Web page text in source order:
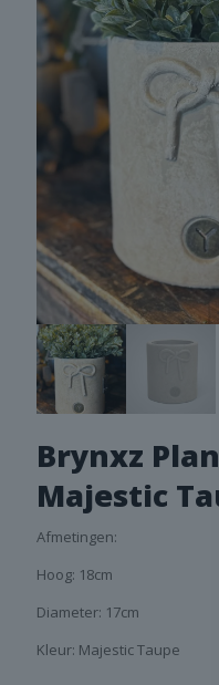
Brynxz
Majestic
Afmetingen:
Hoog: 18cm
Diameter: 17cm
Kleur: Majestic Taupe